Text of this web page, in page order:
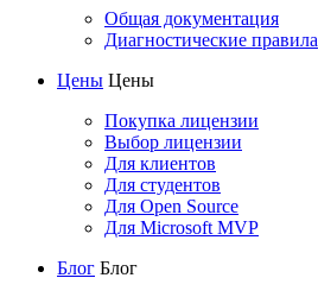
Общая документация
Диагностические правила
Цены Цены
Покупка лицензии
Выбор лицензии
Для клиентов
Для студентов
Для Open Source
Для Microsoft MVP
Блог Блог